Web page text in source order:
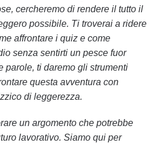
cercheremo di rendere il tutto il
possibile. Ti troverai a ridere
affrontare i quiz e come
senza sentirti un pesce fuor
parole, ti daremo gli strumenti
questa avventura con
di leggerezza.
un argomento che potrebbe
lavorativo. Siamo qui per